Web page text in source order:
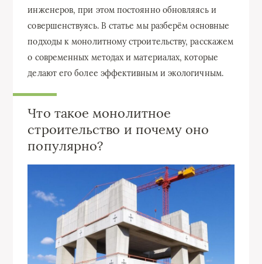
инженеров, при этом постоянно обновляясь и
совершенствуясь. В статье мы разберём основные
подходы к монолитному строительству, расскажем
о современных методах и материалах, которые
делают его более эффективным и экологичным.
Что такое монолитное
строительство и почему оно
популярно?